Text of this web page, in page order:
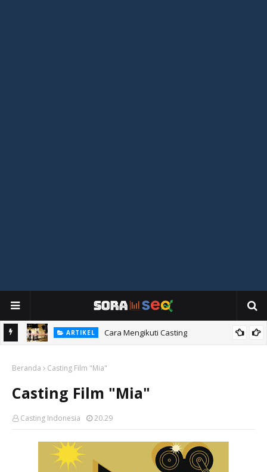
ARTIKEL Cara Mengikuti Casting
Beranda Casting Film "Mia"
Casting Film "Mia"
Casting Indonesia 20.29